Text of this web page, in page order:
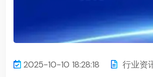
2025-10-10 18:28:18
行业资